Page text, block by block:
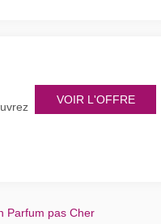
VOIR L'OFFRE
Parfum pas Cher